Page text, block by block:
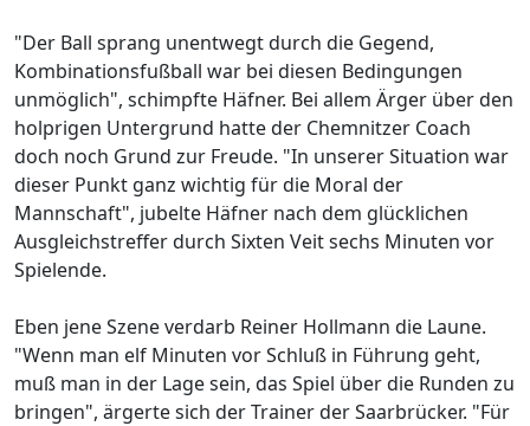
"Der Ball sprang unentwegt durch die Gegend,
Kombinationsfußball war bei diesen Bedingungen
unmöglich", schimpfte Häfner. Bei allem Ärger über den
holprigen Untergrund hatte der Chemnitzer Coach
doch noch Grund zur Freude. "In unserer Situation war
dieser Punkt ganz wichtig für die Moral der
Mannschaft", jubelte Häfner nach dem glücklichen
Ausgleichstreffer durch Sixten Veit sechs Minuten vor
Spielende.
Eben jene Szene verdarb Reiner Hollmann die Laune.
"Wenn man elf Minuten vor Schluß in Führung geht,
muß man in der Lage sein, das Spiel über die Runden zu
bringen", ärgerte sich der Trainer der Saarbrücker. "Für